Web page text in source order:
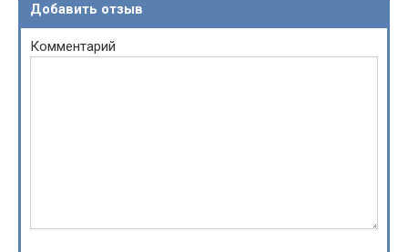
Добавить отзыв
Комментарий